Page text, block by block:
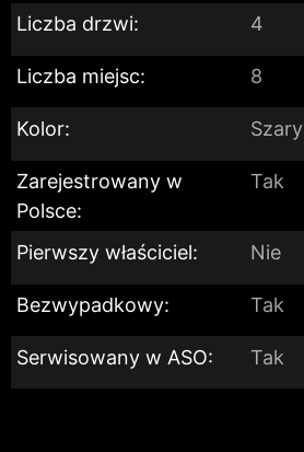
Liczba drzwi: 4
Liczba miejsc: 8
Kolor: Szary
Zarejestrowany w
Polsce:
Tak
Pierwszy właściciel: Nie
Bezwypadkowy: Tak
Serwisowany w ASO: Tak